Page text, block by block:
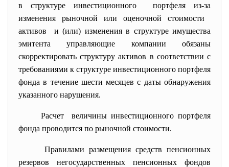
в структуре инвестиционного портфеля из-за
изменения рыночной или оценочной стоимости
активов и (или) изменения в структуре имущества
эмитента управляющие компании обязаны
скорректировать структуру активов в соответствии с
требованиями к структуре инвестиционного портфеля
фонда в течение шести месяцев с даты обнаружения
указанного нарушения.
Расчет величины инвестиционного портфеля
фонда проводится по рыночной стоимости.
Правилами размещения средств пенсионных
резервов негосударственных пенсионных фондов